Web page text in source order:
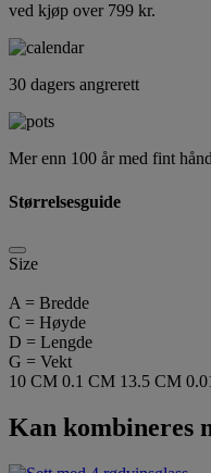
ved kjøp over 799 kr.
30 dagers angrerett
Mer enn 100 år med fint
Størrelsesguide
Size
A = Bredde
C = Høyde
D = Lengde
G = Vekt
10 CM 0.1 CM 13.5 CM
Kan kombineres